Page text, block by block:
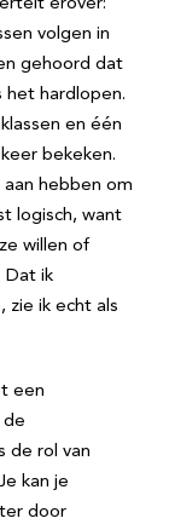
erover:
volgen in
gehoord dat
het hardlopen.
en één
bekeken.
hebben om
logisch, want
willen of
Dat ik
zie ik echt als
een
de
de rol van
kan je
door